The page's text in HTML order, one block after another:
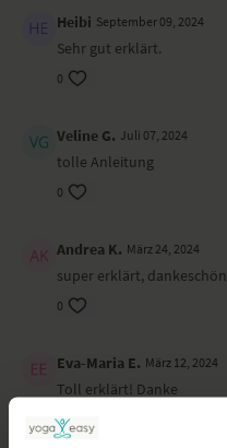
Heibi September 09, 2024
Sehr gut erklärt.
0
Veline G. Juli 07, 2024
tolle Anleitung
0
Andrea K. März 24, 2024
super erklärt, dankeschön
0
Eva-Maria E. März 12, 2024
Toll erklärt! Danke
0